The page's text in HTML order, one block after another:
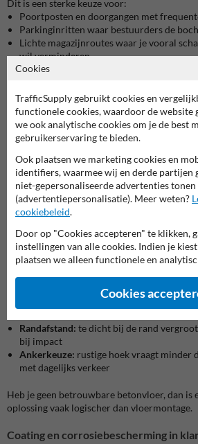
Dit is een sterke keuze voor:
Poortposten en doorgangen met
Parkinginritten waar bestuurders de
Lichte magazijnroutes waar je vooral
wil verminderen
stellingkoppen echt “impact-proof” maken,
zwaardere rampaal of combineer je met
kolombescherming.
1000 mm: klassiek voor bumperhoogte bij
bestelwagens, en voldoende in de meeste
1500 mm: interessanter als zichtbaarheid
hogere fronten en meer terreinwerking
Montage op beton: wat je best vooraf
Je monteert met een vaste voetplaat, maar
de ondergrond en de verankering.
Praktische aandachtspunten:
Betonkwaliteit en vloerdikte: zeker bij
Randafstand: te dicht bij de rand
bij impact
Ankerkeuze: rustige hoek vraagt minder
met dagelijks verkeer
Heb je geen betrouwbare betonvloer, dan is
oplossing vaak logischer dan vloermontage.
Coating en corrosiebescherming in
Cookies
TrafficSupply gebruikt cookies en
functionele cookies, waardoor de website
we ook analytische cookies om je de best
gebruikerservaring te bieden.
Ook plaatsen we marketing cookies en
identifiers, waarmee wij en derde partijen
niet-gepersonaliseerde advertenties tonen
(advertentiepersonalisatie). Meer weten?
cookiebeleid.
Door op "Cookies accepteren" te klikken,
instellingen van alle cookies. Indien je
plaatsen we alleen functionele en
Cookies